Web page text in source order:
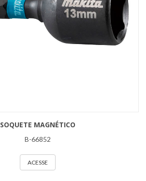
SOQUETE MAGNÉTICO
B-66852
ACESSE